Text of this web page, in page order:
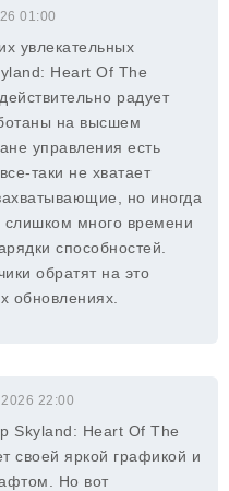
01:00
увлекательных
Heart Of The
радует
на высшем
управления есть
таки не хватает
но иногда
слишком много времени
способностей.
обратят на это
обновлениях.
22:00
Skyland: Heart Of The
своей яркой графикой и
Но вот